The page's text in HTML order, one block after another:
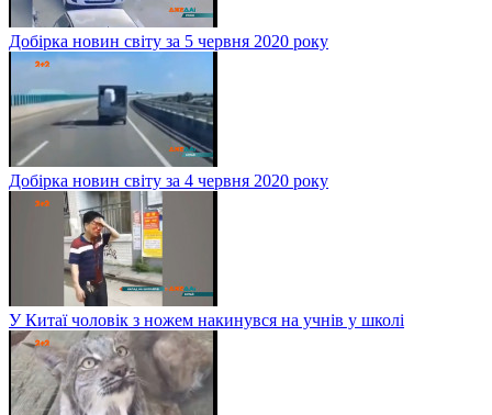
Добірка новин світу за 5 червня 2020 року
Добірка новин світу за 4 червня 2020 року
У Китаї чоловік з ножем накинувся на учнів у школі